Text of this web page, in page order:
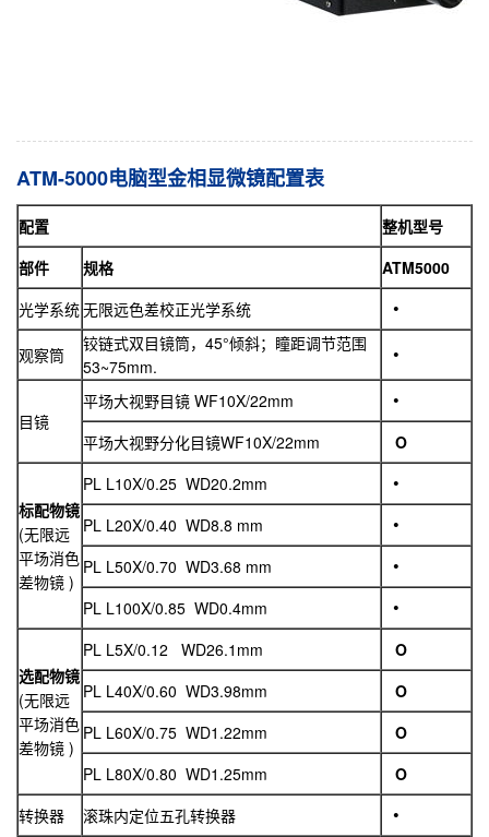
ATM-5000电脑型金相显微镜配置表
配置
整机型号
部件
规格
ATM5000
光学系统无限远色差校正光学系统
观察筒
铰链式双目镜筒，45°倾斜；瞳距调节范围
53~75mm.
目镜
平场大视野目镜 WF10X/22mm
平场大视野分化目镜WF10X/22mm
O
标配物镜
(无限远
平场消色
差物镜 )
PL L10X/0.25 WD20.2mm
PL L20X/0.40 WD8.8 mm
PL L50X/0.70 WD3.68 mm
PL L100X/0.85 WD0.4mm
选配物镜
(无限远
平场消色
差物镜 )
PL L5X/0.12 WD26.1mm
O
PL L40X/0.60 WD3.98mm
O
PL L60X/0.75 WD1.22mm
O
PL L80X/0.80 WD1.25mm
O
转换器
滚珠内定位五孔转换器